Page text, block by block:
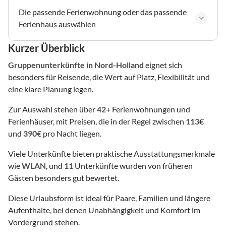
Die passende Ferienwohnung oder das passende
Ferienhaus auswählen
Kurzer Überblick
Gruppenunterkünfte in Nord-Holland eignet sich
besonders für Reisende, die Wert auf Platz, Flexibilität und
eine klare Planung legen.
Zur Auswahl stehen über42+ Ferienwohnungen und
Ferienhäuser, mit Preisen, die in der Regel zwischen 113€
und 390€ pro Nacht liegen.
Viele Unterkünfte bieten praktische Ausstattungsmerkmale
wieWLAN, und 11 Unterkünfte wurden von früheren
Gästen besonders gut bewertet.
Diese Urlaubsform ist ideal für Paare, Familien und längere
Aufenthalte, bei denen Unabhängigkeit und Komfort im
Vordergrund stehen.